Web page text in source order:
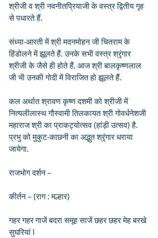
श्रीजी व श्री नवनीतप्रियाजी के वस्त्र द्वितीय गृह
से पधारते हैं.
संध्या-आरती में श्री मदनमोहन जी चितराम के
हिंडोलने में झूलते हैं. उनके सभी वस्त्र श्रृंगार
श्रीजी के जैसे ही होते हैं. आज श्री बालकृष्णलाल
जी भी उनकी गोदी में विराजित हो झूलते हैं.
कल अर्थात श्रावण कृष्ण दशमी को श्रीजी में
नित्यलीलास्थ गौस्वामी तिलकायत श्री गोवर्धनेशजी
महाराज श्री का प्राकट्योत्सव (हांड़ी उत्सव) है.
प्रभु को मुकुट-काछनी का अद्भुत श्रृंगार धराया
जायेगा.
राजभोग दर्शन –
कीर्तन – (राग : मल्हार)
गहर गहर गाजें बदरा समूह साजें छहर छहर मेह बरखे
सुघरियां l